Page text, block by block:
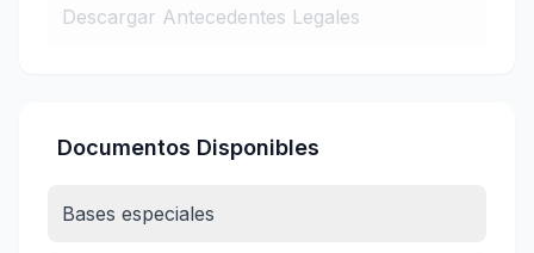
Descargar Antecedentes Legales
Documentos Disponibles
Bases especiales